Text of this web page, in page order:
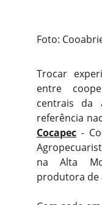
Foto:
Trocar
entre
centrais da
referência
Cocapec -
na Alta
produtora de